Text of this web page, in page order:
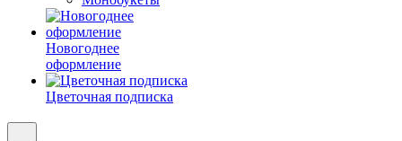
Новогоднее
оформление
Цветочная подписка